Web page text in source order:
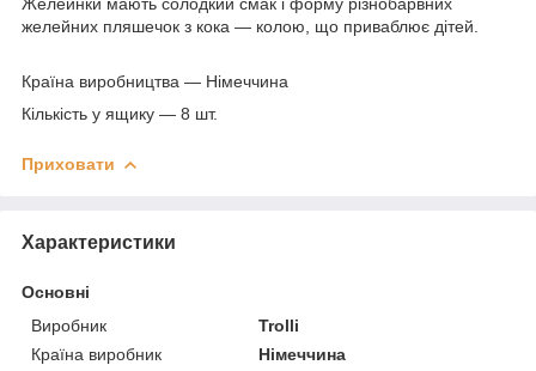
желейних пляшечок з кока — колою, що приваблює дітей.
Країна виробництва — Німеччина
Кількість у ящику — 8 шт.
Приховати
Характеристики
Основні
Виробник
Trolli
Країна виробник
Німеччина